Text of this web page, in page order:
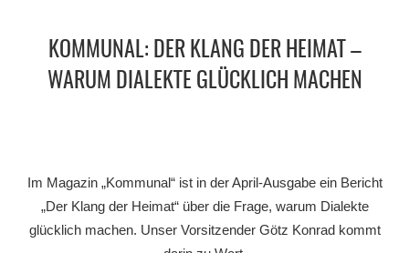
KOMMUNAL: DER KLANG DER HEIMAT –
WARUM DIALEKTE GLÜCKLICH MACHEN
Im Magazin „Kommunal“ ist in der April-Ausgabe ein Bericht
„Der Klang der Heimat“ über die Frage, warum Dialekte
glücklich machen. Unser Vorsitzender Götz Konrad kommt